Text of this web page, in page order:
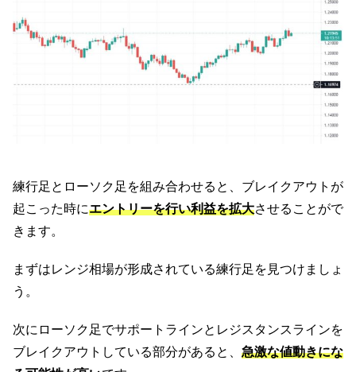
練行足とローソク足を組み合わせると、ブレイクアウトが
起こった時にエントリーを行い利益を拡大させることがで
きます。
まずはレンジ相場が形成されている練行足を見つけましょ
う。
次にローソク足でサポートラインとレジスタンスラインを
ブレイクアウトしている部分があると、 急激な値動きにな